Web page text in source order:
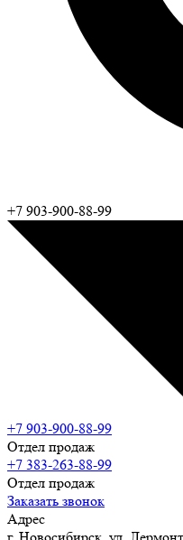
+7 903-900-88-99
+7 903-900-88-99
Отдел продаж
+7 383-263-88-99
Отдел продаж
Заказать звонок
Адрес